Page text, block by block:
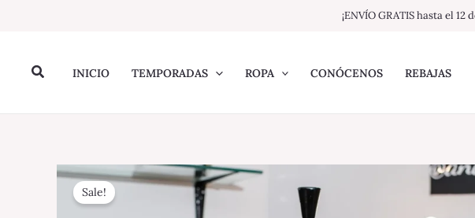
¡ENVÍO GRATIS hasta el
BuscarINICIO TEMPORADAS ROPA CONÓCENOS REBAJAS
Sale!